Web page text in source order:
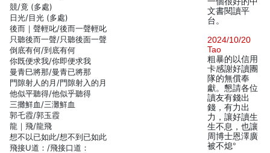
競/竟 (多處)
日光/目光 (多處)
後而｜聲輕叱/後而一聲輕叱
只聽後而一聲/只聽後面一聲
倒底有何/到底有何
你既便求我/你即便求我
曼青巳將那/曼青已將那
門隙射人的月/門隙射入的月
他似平聽得/他似乎聽得
三攤鮮血/三灘鮮血
郭乇霞/郭玉霞
龍｜飛/龍飛
想不以已如此/想不到已如此
飛接U道：/飛接口道：
文書閱讀平
台。
2024/10/20
Tao
粗暴的以信用
卡感謝好讀團
隊的無償奉
獻。懇請各位
讀友有錢出
錢，有力出
力，讓好讀生
生不息，也讓
周博士恩澤廣
被不熄°